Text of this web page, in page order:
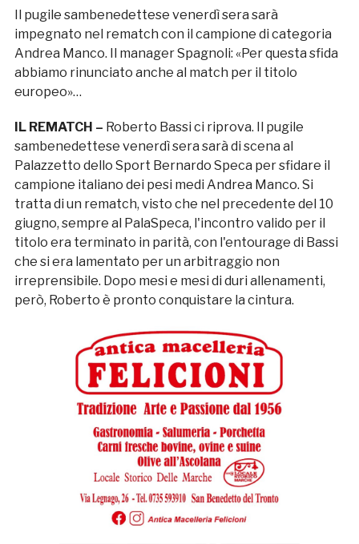
Il pugile sambenedettese venerdì sera sarà
impegnato nel rematch con il campione di categoria
Andrea Manco. Il manager Spagnoli: «Per questa sfida
abbiamo rinunciato anche al match per il titolo
europeo»…
IL REMATCH – Roberto Bassi ci riprova. Il pugile
sambenedettese venerdì sera sarà di scena al
Palazzetto dello Sport Bernardo Speca per sfidare il
campione italiano dei pesi medi Andrea Manco. Si
tratta di un rematch, visto che nel precedente del 10
giugno, sempre al PalaSpeca, l'incontro valido per il
titolo era terminato in parità, con l'entourage di Bassi
che si era lamentato per un arbitraggio non
irreprensibile. Dopo mesi e mesi di duri allenamenti,
però, Roberto è pronto conquistare la cintura.